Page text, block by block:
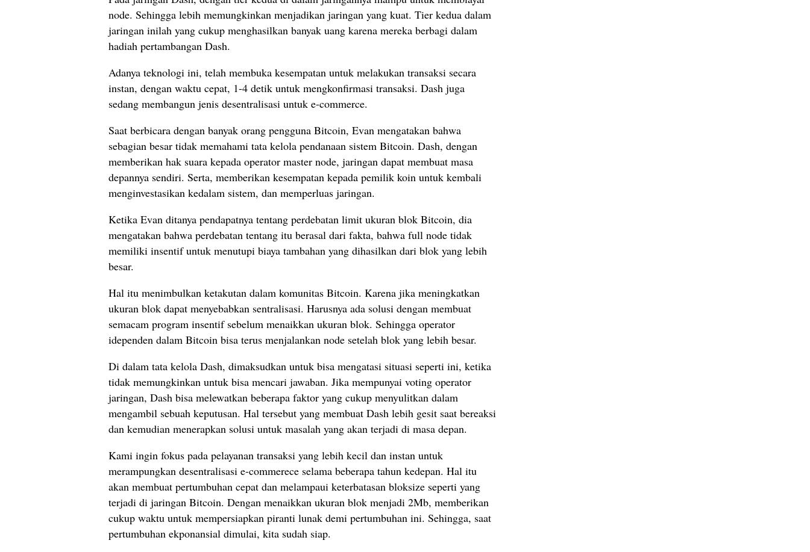
node. Sehingga lebih memungkinkan menjadikan jaringan yang kuat. Tier kedua dalam
jaringan inilah yang cukup menghasilkan banyak uang karena mereka berbagi dalam
hadiah pertambangan Dash.
Adanya teknologi ini, telah membuka kesempatan untuk melakukan transaksi secara
instan, dengan waktu cepat, 1-4 detik untuk mengkonfirmasi transaksi. Dash juga
sedang membangun jenis desentralisasi untuk e-commerce.
Saat berbicara dengan banyak orang pengguna Bitcoin, Evan mengatakan bahwa
sebagian besar tidak memahami tata kelola pendanaan sistem Bitcoin. Dash, dengan
memberikan hak suara kepada operator master node, jaringan dapat membuat masa
depannya sendiri. Serta, memberikan kesempatan kepada pemilik koin untuk kembali
menginvestasikan kedalam sistem, dan memperluas jaringan.
Ketika Evan ditanya pendapatnya tentang perdebatan limit ukuran blok Bitcoin, dia
mengatakan bahwa perdebatan tentang itu berasal dari fakta, bahwa full node tidak
memiliki insentif untuk menutupi biaya tambahan yang dihasilkan dari blok yang lebih
besar.
Hal itu menimbulkan ketakutan dalam komunitas Bitcoin. Karena jika meningkatkan
ukuran blok dapat menyebabkan sentralisasi. Harusnya ada solusi dengan membuat
semacam program insentif sebelum menaikkan ukuran blok. Sehingga operator
idependen dalam Bitcoin bisa terus menjalankan node setelah blok yang lebih besar.
Di dalam tata kelola Dash, dimaksudkan untuk bisa mengatasi situasi seperti ini, ketika
tidak memungkinkan untuk bisa mencari jawaban. Jika mempunyai voting operator
jaringan, Dash bisa melewatkan beberapa faktor yang cukup menyulitkan dalam
mengambil sebuah keputusan. Hal tersebut yang membuat Dash lebih gesit saat bereaksi
dan kemudian menerapkan solusi untuk masalah yang akan terjadi di masa depan.
Kami ingin fokus pada pelayanan transaksi yang lebih kecil dan instan untuk
merampungkan desentralisasi e-commerece selama beberapa tahun kedepan. Hal itu
akan membuat pertumbuhan cepat dan melampaui keterbatasan bloksize seperti yang
terjadi di jaringan Bitcoin. Dengan menaikkan ukuran blok menjadi 2Mb, memberikan
cukup waktu untuk mempersiapkan piranti lunak demi pertumbuhan ini. Sehingga, saat
pertumbuhan ekponansial dimulai, kita sudah siap.